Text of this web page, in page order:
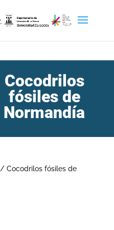
Cocodrilos
fósiles de
Normandía
/ Cocodrilos fósiles de